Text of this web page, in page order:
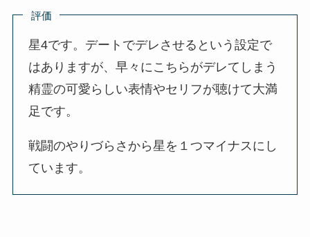
評価
星4です。デートでデレさせるという設定で
はありますが、早々にこちらがデレてしまう
精霊の可愛らしい表情やセリフが聴けて大満
足です。
戦闘のやりづらさから星を１つマイナスにし
ています。